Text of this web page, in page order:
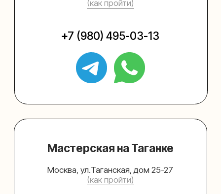
Sospeso wrap
О нас
Упаковать подарок
В личный кабинет